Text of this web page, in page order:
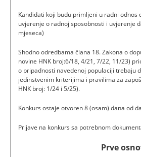
Kandidati koji budu primljeni u radni
uvjerenje o radnoj sposobnosti i uvjerenje
mjeseca)
Shodno odredbama člana 18. Zakona o
novine HNK broj:6/18, 4/21, 7/22, 11/23)
o pripadnosti navedenoj populaciji trebaju
jedinstvenim kriterijima i pravilima za
HNK broj: 1/24 i 5/25).
Konkurs ostaje otvoren 8 (osam) dana od
Prijave na konkurs sa potrebnom
Prve